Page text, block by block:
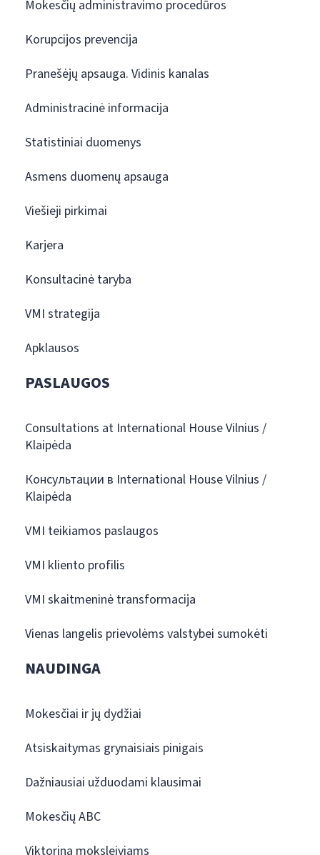
Mokesčių administravimo procedūros
Korupcijos prevencija
Pranešėjų apsauga. Vidinis kanalas
Administracinė informacija
Statistiniai duomenys
Asmens duomenų apsauga
Viešieji pirkimai
Karjera
Konsultacinė taryba
VMI strategija
Apklausos
PASLAUGOS
Consultations at International House Vilnius /
Klaipėda
Консультации в International House Vilnius /
Klaipėda
VMI teikiamos paslaugos
VMI kliento profilis
VMI skaitmeninė transformacija
Vienas langelis prievolėms valstybei sumokėti
NAUDINGA
Mokesčiai ir jų dydžiai
Atsiskaitymas grynaisiais pinigais
Dažniausiai užduodami klausimai
Mokesčių ABC
Viktorina moksleiviams